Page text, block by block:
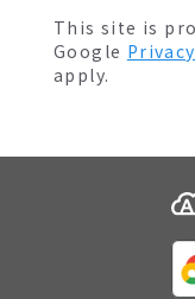
This site is
Google
apply.